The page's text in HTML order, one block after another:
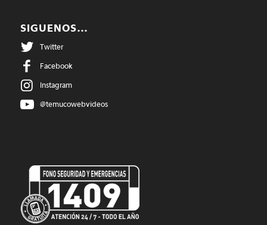
SIGUENOS…
Twitter
Facebook
Instagram
@temucowebvideos